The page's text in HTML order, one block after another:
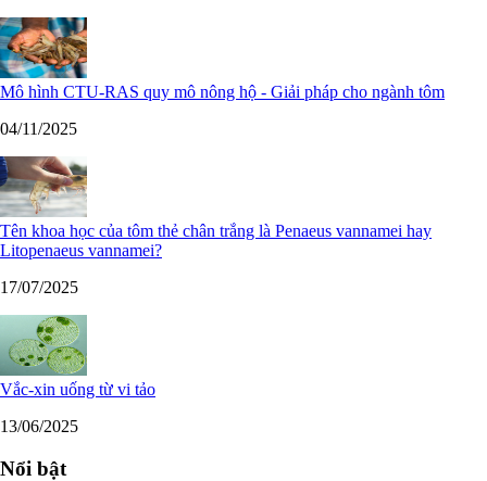
Mô hình CTU-RAS quy mô nông hộ - Giải pháp cho ngành tôm
04/11/2025
Tên khoa học của tôm thẻ chân trắng là Penaeus vannamei hay
Litopenaeus vannamei?
17/07/2025
Vắc-xin uống từ vi tảo
13/06/2025
Nổi bật